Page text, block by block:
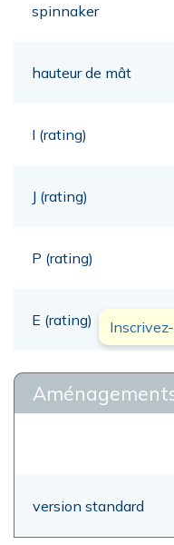
spinnaker
hauteur de mât
I (rating)
J (rating)
P (rating)
E (rating)
version standard